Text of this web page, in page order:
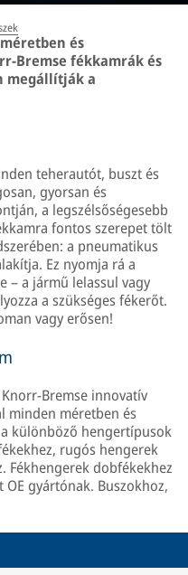
és
Bremse fékkamrák és
megállítják a
teherautót, buszt és
gyorsan és
a legszélsőségesebb
fontos szerepet tölt
a pneumatikus
Ez nyomja rá a
– a jármű lelassul vagy
a szükséges fékerőt.
vagy erősen!
Bremse innovatív
minden méretben és
különböző hengertípusok
rugós hengerek
Fékhengerek dobfékekhez
gyártónak. Buszokhoz,